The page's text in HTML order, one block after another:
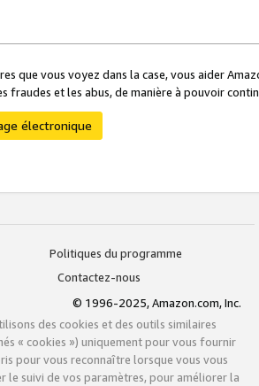
que vous voyez dans la case, vous aider
fraudes et les abus, de manière à pouvoir
électronique
Politiques du programme
Contactez-nous
© 1996-2025, Amazon.com, Inc.
des cookies et des outils similaires
« cookies ») uniquement pour vous fournir
pour vous reconnaître lorsque vous vous
le suivi de vos paramètres, pour améliorer la